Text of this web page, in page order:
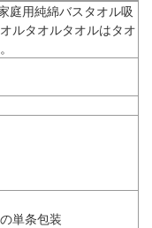
庭用純綿バスタオル吸
ルタオルタオルはタオ
単条包装